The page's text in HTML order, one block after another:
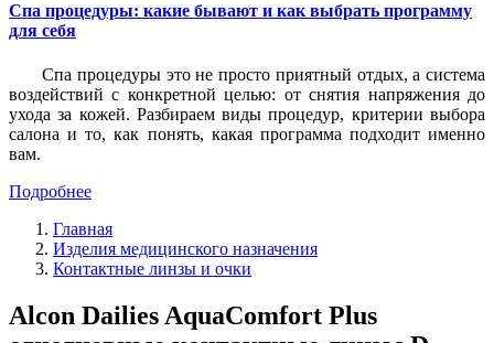
Спа процедуры: какие бывают и как выбрать программу
для себя
Спа процедуры это не просто приятный отдых, а система
воздействий с конкретной целью: от снятия напряжения до
ухода за кожей. Разбираем виды процедур, критерии выбора
салона и то, как понять, какая программа подходит именно
вам.
Подробнее
Главная
Изделия медицинского назначения
Контактные линзы и очки
Alcon Dailies AquaComfort Plus